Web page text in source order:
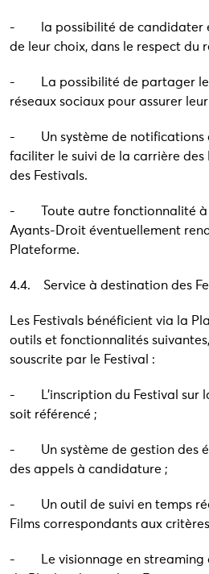
- la possibilité de candidater
de leur choix, dans le respect du
- La possibilité de partager
réseaux sociaux pour assurer
- Un système de notifications
faciliter le suivi de la carrière des
des Festivals.
- Toute autre fonctionnalité à
Ayants-Droit éventuellement
Plateforme.
4.4. Service à destination des
Les Festivals bénéficient via la
outils et fonctionnalités
souscrite par le Festival :
- L’inscription du Festival sur la
soit référencé ;
- Un système de gestion des
des appels à candidature ;
- Un outil de suivi en temps
Films correspondants aux
- Le visionnage en streaming